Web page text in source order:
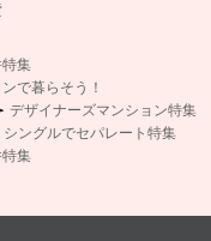
集
で暮らそう！
デザイナーズマンション特集
シングルでセパレート特集
集